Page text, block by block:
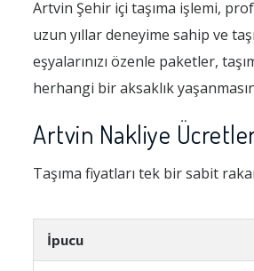
Artvin Şehir içi taşıma işlemi,
uzun yıllar deneyime sahip ve
eşyalarınızı özenle paketler,
herhangi bir aksaklık
Artvin Nakliye
Taşıma fiyatları tek bir sabit
İpucu